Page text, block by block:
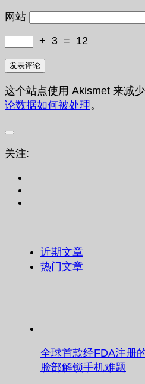
网站
+ 3 = 12
这个站点使用 Akismet 来减少
论数据如何被处理。
关注:
近期文章
热门文章
全球首款经FDA注册
脸部解锁手机难题